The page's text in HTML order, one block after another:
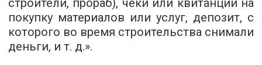
строители, прораб), чеки или квитанции на
покупку материалов или услуг, депозит, с
которого во время строительства снимали
деньги, и т. д.».